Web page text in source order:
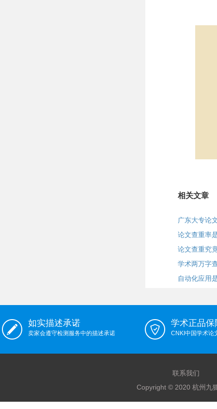
相关文章
广东大专论
论文查重率
论文查重究
学术两万字
自动化应用
如实描述承诺
卖家会遵守检测服务中的描述承诺
学术正品保
CNKI中国学术论
联系我们
Copyright © 2020 杭州九